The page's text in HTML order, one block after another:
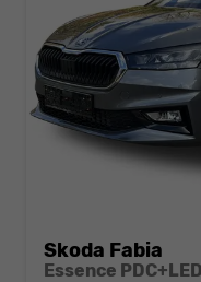
Skoda Fabia
Essence